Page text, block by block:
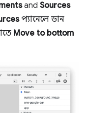
and Sources
প্যানেলে ডান
Move to bottom